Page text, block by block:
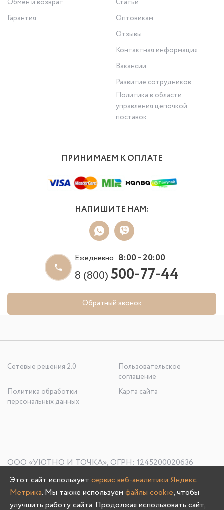
Гарантия
Оптовикам
Отзывы
Контактная информация
Вакансии
Развитие сотрудников
Политика в области
управления цепочкой
поставок
ПРИНИМАЕМ К ОПЛАТЕ
НАПИШИТЕ НАМ:
Ежедневно: 8:00 - 20:00
8 (800)500-77-44
Обратный звонок
Сетевые решения 2.0
Пользовательское
соглашение
Политика обработки
персональных данных
Карта сайта
ООО «УЮТНО И ТОЧКА», ОГРН: 1245200020636
603107, Нижегородская область, г. Нижний Новгород, пр-
кт Гагарина, д. 178/1
Этот сайт использует сервис веб-аналитики Яндекс
Метрика. Мы также используем файлы cookie, чтобы
улучшить работу сайта. Продолжая использовать сайт,